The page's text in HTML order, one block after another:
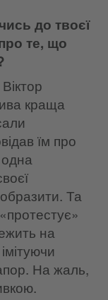
до твоєї
те, що
краща
їм про
Та
на
На жаль,